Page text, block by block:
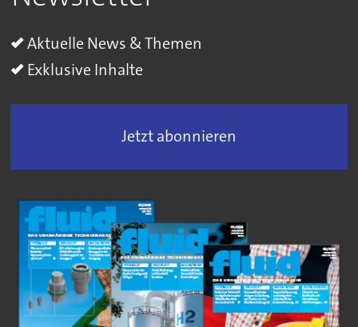
Aktuelle News & Themen
Exklusive Inhalte
Jetzt abonnieren